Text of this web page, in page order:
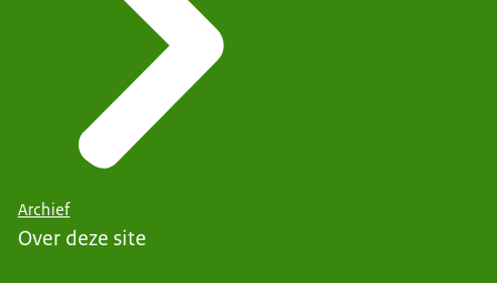
Archief
Over deze site